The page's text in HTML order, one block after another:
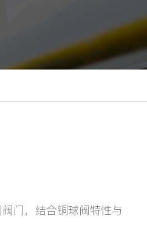
门，结合铜球阀特性与